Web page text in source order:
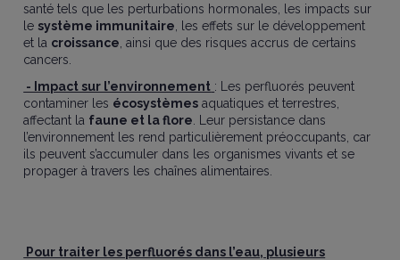
santé tels que les perturbations hormonales, les impacts sur
lesystème immunitaire , les effets sur le développement
et la croissance , ainsi que des risques accrus de certains
cancers.
- Impact sur l’environnement : Les perfluorés peuvent
contaminer les écosystèmes aquatiques et terrestres,
affectant la faune et la flore . Leur persistance dans
l’environnement les rend particulièrement préoccupants, car
ils peuvent s’accumuler dans les organismes vivants et se
propager à travers les chaînes alimentaires.
Pour traiter les perfluorés dans l’eau, plusieurs